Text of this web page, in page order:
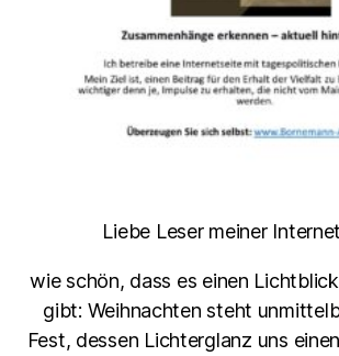
Liebe Leser meiner
wie schön, dass es einen
gibt: Weihnachten steht
Fest, dessen Lichterglanz uns